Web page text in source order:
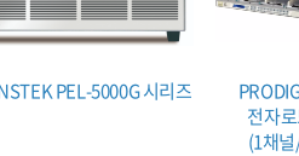
PEL-5000G 시리즈
전자
(1채